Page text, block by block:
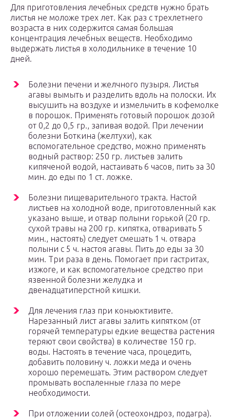
Для приготовления лечебных средств нужно брать
листья не моложе трех лет. Как раз с трехлетнего
возраста в них содержится самая большая
концентрация лечебных веществ. Необходимо
выдержать листья в холодильнике в течение 10
дней.
Болезни печени и желчного пузыря. Листья
агавы вымыть и разделить вдоль на полоски. Их
высушить на воздухе и измельчить в кофемолке
в порошок. Применять готовый порошок дозой
от 0,2 до 0,5 гр., запивая водой. При лечении
болезни Боткина (желтухи), как
вспомогательное средство, можно применять
водный раствор: 250 гр. листьев залить
кипяченой водой, настаивать 6 часов, пить за 30
мин. до еды по 1 ст. ложке.
Болезни пищеварительного тракта. Настой
листьев на холодной воде, приготовленный как
указано выше, и отвар полыни горькой (20 гр.
сухой травы на 200 гр. кипятка, отваривать 5
мин., настоять) следует смешать 1 ч. отвара
полыни с 5 ч. настоя агавы. Пить до еды за 30
мин. Три раза в день. Помогает при гастритах,
изжоге, и как вспомогательное средство при
язвенной болезни желудка и
двенадцатиперстной кишки.
Для лечения глаз при коньюктивите.
Нарезанный лист агавы залить кипятком (от
горячей температуры едкие вещества растения
теряют свои свойства) в количестве 150 гр.
воды. Настоять в течение часа, процедить,
добавить половину ч. ложки меда и очень
хорошо перемешать. Этим раствором следует
промывать воспаленные глаза по мере
необходимости.
При отложении солей (остеохондроз, подагра).